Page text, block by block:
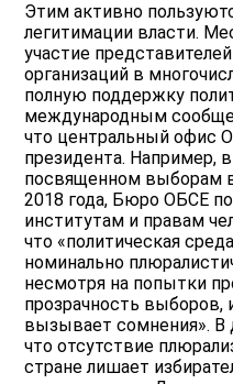
Этим активно
легитимации власти.
участие
организаций в
полную поддержку
международным
что центральный офис
президента. Например,
посвященном выборам
2018 года, Бюро ОБСЕ
институтам и правам
что «политическая
номинально
несмотря на попытки
прозрачность выборов,
вызывает сомнения». В
что отсутствие
стране лишает